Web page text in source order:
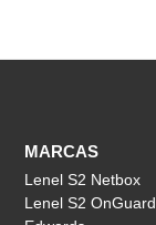
MARCAS
Lenel S2 Netbox
Lenel S2 OnGuard